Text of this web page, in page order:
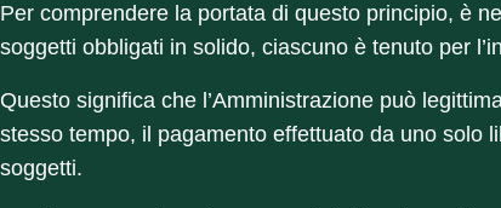
Per comprendere la portata di questo principio, è
soggetti obbligati in solido, ciascuno è tenuto per
Questo significa che l’Amministrazione può
stesso tempo, il pagamento effettuato da uno solo
soggetti.